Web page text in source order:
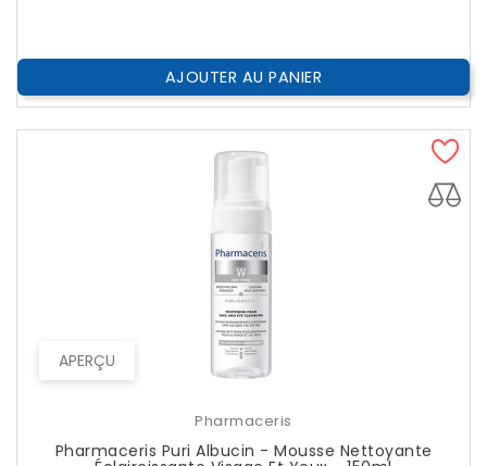
AJOUTER AU PANIER
APERÇU
Pharmaceris
Pharmaceris Puri Albucin - Mousse Nettoyante